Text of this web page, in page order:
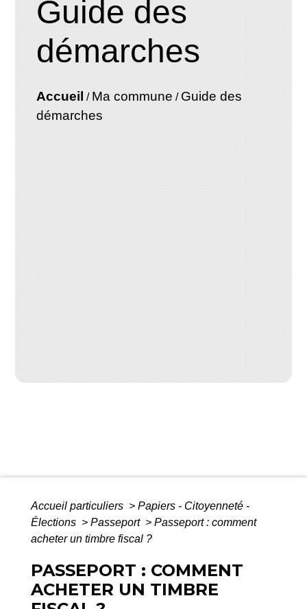
Guide des
démarches
Accueil / Ma commune / Guide des
démarches
Accueil particuliers > Papiers - Citoyenneté -
Élections > Passeport > Passeport : comment
acheter un timbre fiscal ?
PASSEPORT : COMMENT
ACHETER UN TIMBRE